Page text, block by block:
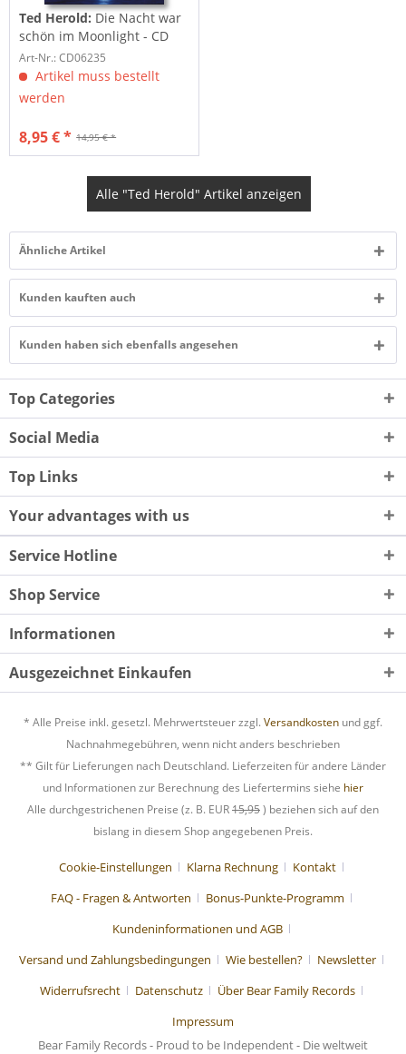
Ted Herold: Die Nacht war
schön im Moonlight - CD
Single
Art-Nr.: CD06235
Artikel muss bestellt
werden
14,95 € *
8,95 € *
Alle "Ted Herold" Artikel anzeigen
Ähnliche Artikel
Kunden kauften auch
Kunden haben sich ebenfalls angesehen
Top Categories
Social Media
Top Links
Your advantages with us
Service Hotline
Shop Service
Informationen
Ausgezeichnet Einkaufen
* Alle Preise inkl. gesetzl. Mehrwertsteuer zzgl. Versandkosten und ggf.
Nachnahmegebühren, wenn nicht anders beschrieben
** Gilt für Lieferungen nach Deutschland. Lieferzeiten für andere Länder
und Informationen zur Berechnung des Liefertermins siehe hier
Alle durchgestrichenen Preise (z. B. EUR15,95) beziehen sich auf den
bislang in diesem Shop angegebenen Preis.
Cookie-Einstellungen Klarna Rechnung
Kontakt
FAQ - Fragen & Antworten
Bonus-Punkte-Programm
Kundeninformationen und AGB
Versand und Zahlungsbedingungen
Wie bestellen?
Newsletter
Widerrufsrecht
Datenschutz
Über Bear Family Records
Impressum
Bear Family Records - Proud to be Independent - Die weltweit